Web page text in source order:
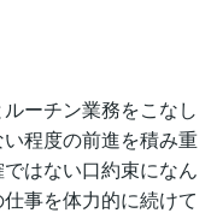
ーチン業務をこなし
程度の前進を積み重
はない口約束になん
事を体力的に続けて